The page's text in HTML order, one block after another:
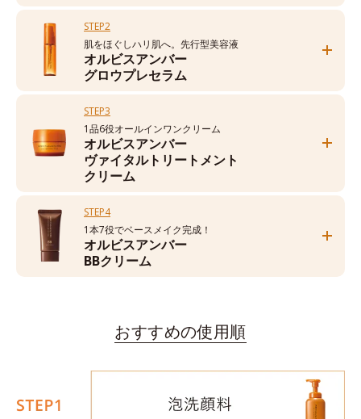
STEP2
肌をほぐしハリ肌へ。先行型美容液
オルビスアンバー
グロウプレセラム
STEP3
1品6役オールインワンクリーム
オルビスアンバー
ヴァイタルトリートメント
クリーム
STEP4
1本7役でベースメイク完成！
オルビスアンバー
BBクリーム
おすすめの使用順